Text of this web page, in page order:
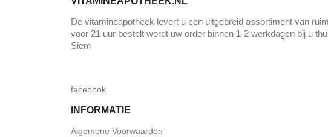
De vitamineapotheek levert u een uitgebreid assortiment van
voor 21 uur bestelt wordt uw order binnen 1-2 werkdagen bij u
Siem
facebook
INFORMATIE
Algemene Voorwaarden